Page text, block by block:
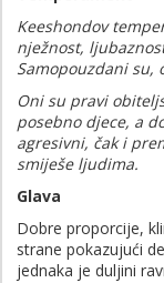
Keeshondov
nježnost,
Samopouzdani su,
Oni su pravi
posebno djece, a
agresivni, čak i
smiješe ljudima.
Glava
Dobre proporcije,
strane pokazujući
jednaka je duljini